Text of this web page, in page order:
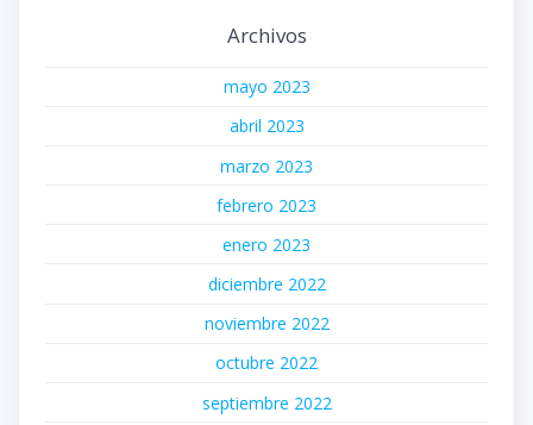
Archivos
mayo 2023
abril 2023
marzo 2023
febrero 2023
enero 2023
diciembre 2022
noviembre 2022
octubre 2022
septiembre 2022